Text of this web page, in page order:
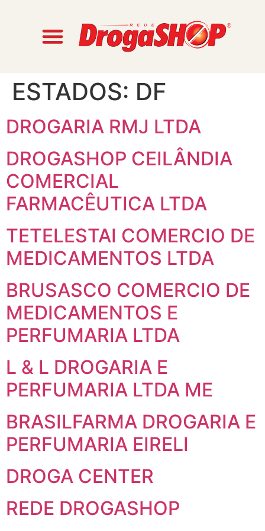
ESTADOS: DF
DROGARIA RMJ LTDA
DROGASHOP CEILÂNDIA
COMERCIAL
FARMACÊUTICA LTDA
TETELESTAI COMERCIO DE
MEDICAMENTOS LTDA
BRUSASCO COMERCIO DE
MEDICAMENTOS E
PERFUMARIA LTDA
L & L DROGARIA E
PERFUMARIA LTDA ME
BRASILFARMA DROGARIA E
PERFUMARIA EIRELI
DROGA CENTER
REDE DROGASHOP